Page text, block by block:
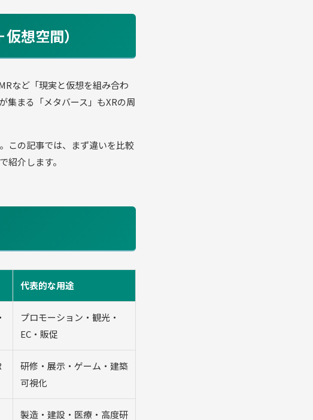
想空間）
など「現実と仮想を組み合わ
集まる「メタバース」もXRの周
この記事では、まず違いを比較
紹介します。
代表的な用途
プロモーション・観光・
EC・販促
研修・展示・ゲーム・建築
可視化
製造・建設・医療・高度研